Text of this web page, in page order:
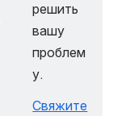
решить
вашу
проблем
у.
Свяжите